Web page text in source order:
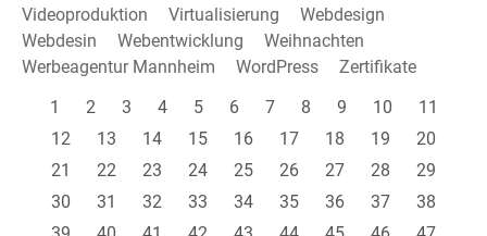
Videoproduktion
Virtualisierung
Webdesign
Webdesin
Webentwicklung
Weihnachten
Werbeagentur Mannheim
WordPress
Zertifikate
1
2 3 4 5 6 7 8 9 10
11
12
13 14 15 16 17 18 19
20
21
22 23 24 25 26 27 28
29
30
31 32 33 34 35 36 37
38